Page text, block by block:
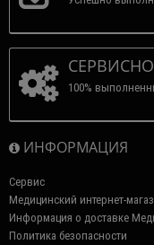
100%
ИНФОРМАЦИЯ
Сервис
Медицинский интернет-
Информация о доставке
Политика безопасности